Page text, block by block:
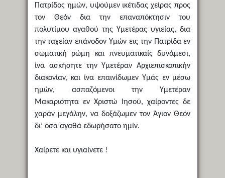
Πατρίδος ημών, υψούμεν ικέτιδας χείρας προς
τον Θεόν δια την επαναπόκτησιν του
πολυτίμου αγαθού της Υμετέρας υγιείας, δια
την ταχείαν επάνοδον Υμών εις την Πατρίδα εν
σωματική ρώμη και πνευματικαίς δυνάμεσι,
ίνα ασκήσητε την Υμετέραν Αρχιεπισκοπικήν
διακονίαν, και ίνα επαινίδωμεν Υμάς εν μέσω
ημών, ασπαζόμενοι την Υμετέραν
Μακαριότητα εν Χριστώ Ιησού, χαίροντες δε
χαράν μεγάλην, να δοξάζωμεν τον Άγιον Θεόν
δι’ όσα αγαθά εδωρήσατο ημίν.
Χαίρετε και υγιαίνετε !